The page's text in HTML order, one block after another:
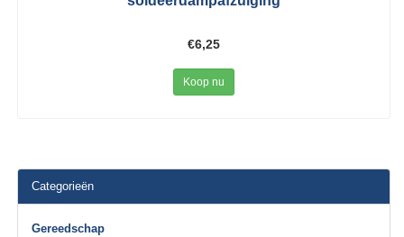
€6,25
Koop nu
Categorieën
Gereedschap